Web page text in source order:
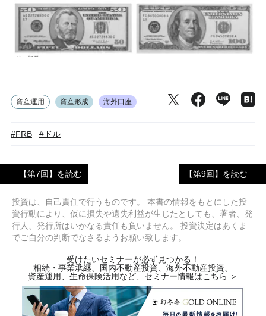
資産運用 資産形成 海外口座
#FRB #ドル
【第7回】を読む 【第9回】を読む
投資は、自己責任で行うものです。 本書の情報をもとにした投
資行動により、仮に損失や遺失利益が生じたとしても、著者、発
行人、発行所はいかなる責任も負いません。 投資決定はあくま
でご自分の判断でなさるようお願い致します。
受けたいセミナーが必ず見つかる！
相続・事業承継、国内不動産投資、海外不動産投資、
資産運用、生命保険活用など、セミナー情報はこちら ＞